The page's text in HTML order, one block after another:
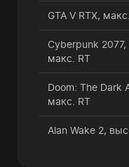
GTA V RTX, макс.
Cyberpunk 2077,
макс. RT
Doom: The Dark
макс. RT
Alan Wake 2,